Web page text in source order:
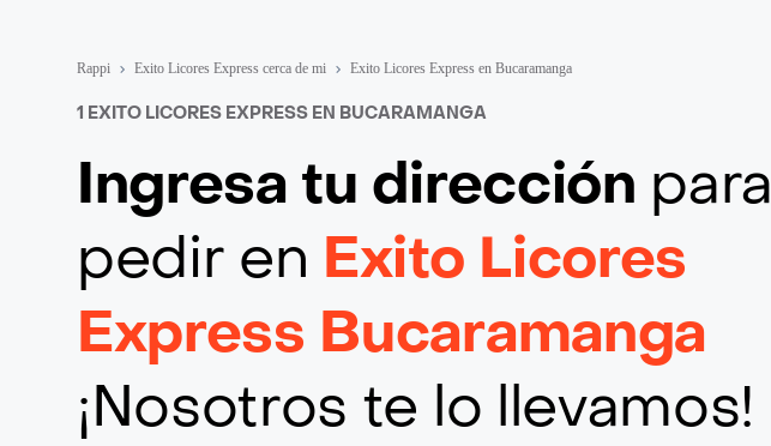
Rappi Exito Licores Express cerca de mi Exito Licores Express en Bucaramanga
1 EXITO LICORES EXPRESS EN BUCARAMANGA
Ingresa tu dirección para
pedir en Exito Licores
Express Bucaramanga
¡Nosotros te lo llevamos!